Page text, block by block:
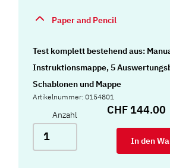
Paper and Pencil
Test komplett bestehend aus:
Instruktionsmappe, 5
Schablonen und Mappe
Artikelnummer: 0154801
Anzahl CHF 144.00
In den